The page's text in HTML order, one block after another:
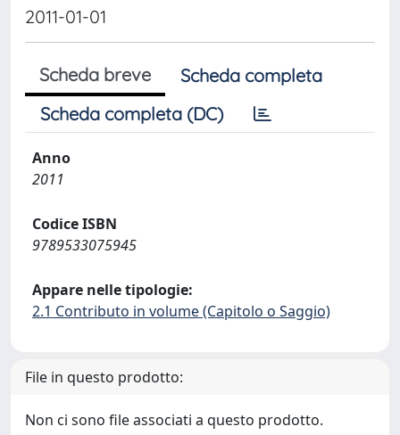
2011-01-01
Scheda breve
Scheda completa
Scheda completa (DC)
Anno
2011
Codice ISBN
9789533075945
Appare nelle tipologie:
2.1 Contributo in volume (Capitolo o Saggio)
File in questo prodotto:
Non ci sono file associati a questo prodotto.